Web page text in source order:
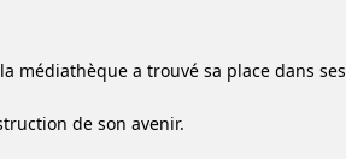
médiathèque a trouvé sa place dans ses
de son avenir.